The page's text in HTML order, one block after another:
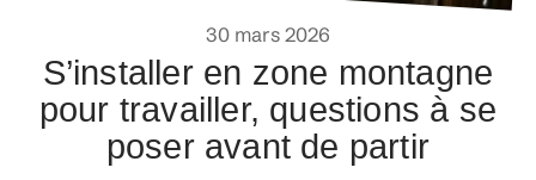
30 mars 2026
S’installer en zone montagne
pour travailler, questions à se
poser avant de partir